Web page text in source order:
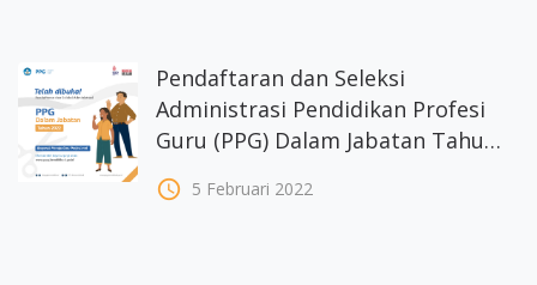
Pendaftaran dan Seleksi
Administrasi Pendidikan Profesi
Guru (PPG) Dalam Jabatan Tahun
access_time 5 Februari 2022